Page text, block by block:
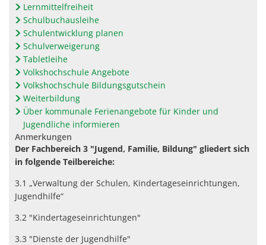
Lernmittelfreiheit
Schulbuchausleihe
Schulentwicklung planen
Schulverweigerung
Tabletleihe
Volkshochschule Angebote
Volkshochschule Bildungsgutschein
Weiterbildung
Über kommunale Ferienangebote für Kinder und
Jugendliche informieren
Anmerkungen
Der Fachbereich 3 "Jugend, Familie, Bildung" gliedert sich
in folgende Teilbereiche:
3.1 „Verwaltung der Schulen, Kindertageseinrichtungen,
Jugendhilfe“
3.2 "Kindertageseinrichtungen"
3.3 "Dienste der Jugendhilfe"